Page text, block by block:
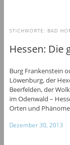
STICHWORTE: BAD
Hessen: Die
Burg Frankenstein
Löwenburg, der
Beerfelden, der
im Odenwald –
Orten und
Dezember 30, 2013